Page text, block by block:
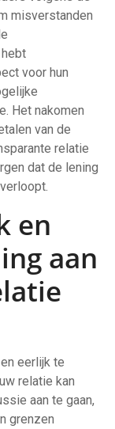
misverstanden
voor hun
Het nakomen
van de
relatie
dat de lening
en
aan
eerlijk te
relatie kan
aan te gaan,
grenzen